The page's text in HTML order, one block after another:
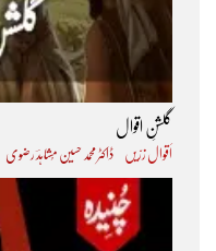
گلشنِ اقوال
اَقوال زرّیں ڈاکٹر محمد حسین مُشاہدؔ رضوی